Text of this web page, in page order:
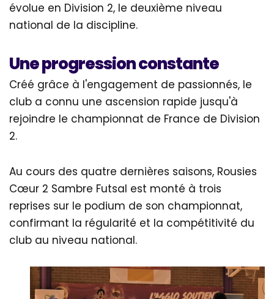
évolue en Division 2, le deuxième niveau
national de la discipline.
Une progression constante
Créé grâce à l'engagement de passionnés, le
club a connu une ascension rapide jusqu'à
rejoindre le championnat de France de Division
2.
Au cours des quatre dernières saisons, Rousies
Cœur 2 Sambre Futsal est monté à trois
reprises sur le podium de son championnat,
confirmant la régularité et la compétitivité du
club au niveau national.